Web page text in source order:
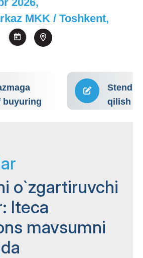
MKK / Toshkent,
buyuring
qilish
o`zgartiruvchi
Iteca
mavsumni